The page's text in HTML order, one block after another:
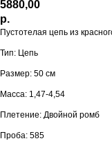
5880,00
р.
Пустотелая цепь из
Тип: Цепь
Размер: 50 см
Масса: 1,47-4,54
Плетение: Двойной ромб
Проба: 585